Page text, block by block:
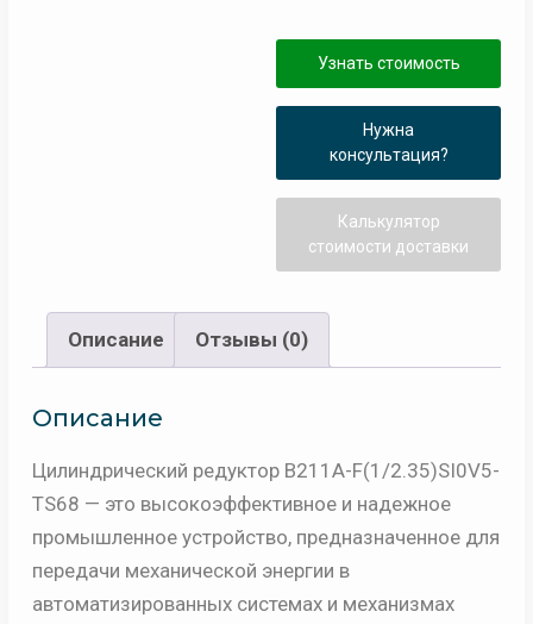
Узнать стоимость
Нужна
консультация?
Калькулятор
стоимости доставки
Описание Отзывы (0)
Описание
Цилиндрический редуктор B211A-F(1/2.35)SI0V5-
TS68 — это высокоэффективное и надежное
промышленное устройство, предназначенное для
передачи механической энергии в
автоматизированных системах и механизмах